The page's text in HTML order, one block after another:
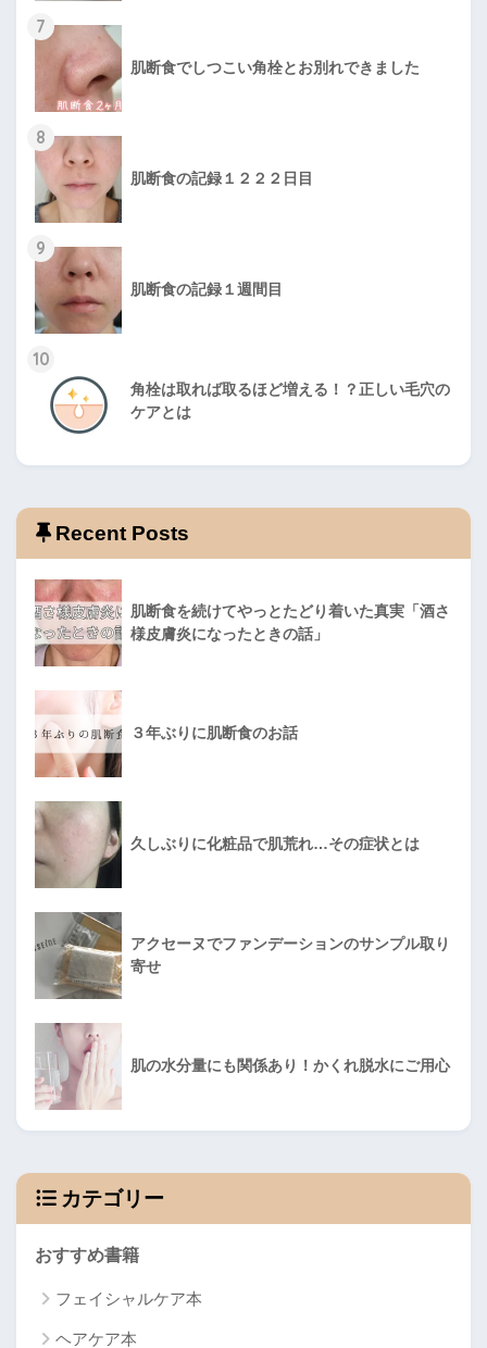
7
肌断食でしつこい角栓とお別れできました
8
肌断食の記録１２２２日目
9
肌断食の記録１週間目
10
角栓は取れば取るほど増える！？正しい毛穴の
ケアとは
Recent Posts
肌断食を続けてやっとたどり着いた真実「酒さ
様皮膚炎になったときの話」
３年ぶりに肌断食のお話
久しぶりに化粧品で肌荒れ…その症状とは
アクセーヌでファンデーションのサンプル取り
寄せ
肌の水分量にも関係あり！かくれ脱水にご用心
カテゴリー
おすすめ書籍
フェイシャルケア本
ヘアケア本